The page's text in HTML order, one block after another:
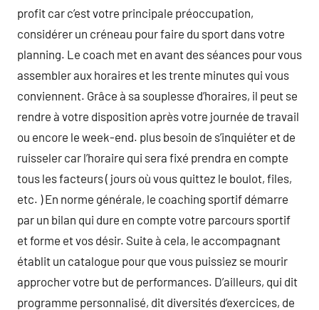
profit car c’est votre principale préoccupation,
considérer un créneau pour faire du sport dans votre
planning. Le coach met en avant des séances pour vous
assembler aux horaires et les trente minutes qui vous
conviennent. Grâce à sa souplesse d’horaires, il peut se
rendre à votre disposition après votre journée de travail
ou encore le week-end. plus besoin de s’inquiéter et de
ruisseler car l’horaire qui sera fixé prendra en compte
tous les facteurs ( jours où vous quittez le boulot, files,
etc. ) En norme générale, le coaching sportif démarre
par un bilan qui dure en compte votre parcours sportif
et forme et vos désir. Suite à cela, le accompagnant
établit un catalogue pour que vous puissiez se mourir
approcher votre but de performances. D’ailleurs, qui dit
programme personnalisé, dit diversités d’exercices, de